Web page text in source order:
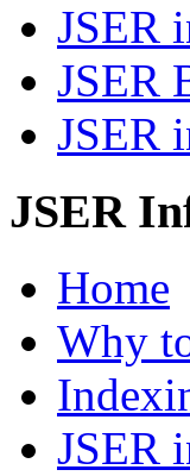
JSER
JSER
JSER
JSER
Home
Why
JSER